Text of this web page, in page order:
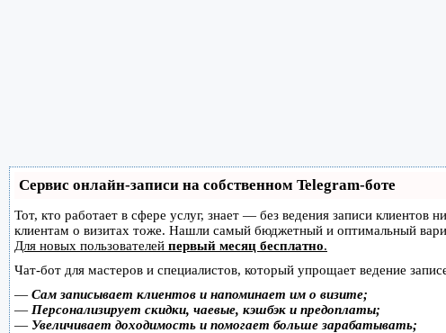
Сервис онлайн-записи на собственном Telegram-боте
Тот, кто работает в сфере услуг, знает — без ведения записи
клиентам о визитах тоже. Нашли самый бюджетный и оптимальный
Для новых пользователей первый месяц бесплатно.
Чат-бот для мастеров и специалистов, который упрощает ведение
— Сам записывает клиентов и напоминает им о визите;
— Персонализирует скидки, чаевые, кэшбэк и предоплаты;
— Увеличивает доходимость и помогает больше зарабатывать;